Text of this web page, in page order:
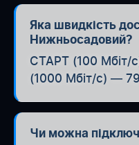
Яка швидкість
Нижньосадовий?
СТАРТ (100 Мбіт/
(1000 Мбіт/с) —
Чи можна